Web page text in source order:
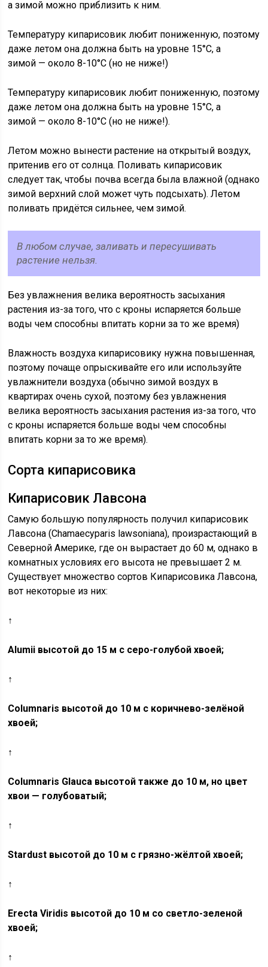
а зимой можно приблизить к ним.
Температуру кипарисовик любит пониженную, поэтому
даже летом она должна быть на уровне 15°C, а
зимой — около 8-10°C (но не ниже!)
Температуру кипарисовик любит пониженную, поэтому
даже летом она должна быть на уровне 15°C, а
зимой — около 8-10°C (но не ниже!).
Летом можно вынести растение на открытый воздух,
притенив его от солнца. Поливать кипарисовик
следует так, чтобы почва всегда была влажной (однако
зимой верхний слой может чуть подсыхать). Летом
поливать придётся сильнее, чем зимой.
В любом случае, заливать и пересушивать
растение нельзя.
Без увлажнения велика вероятность засыхания
растения из-за того, что с кроны испаряется больше
воды чем способны впитать корни за то же время)
Влажность воздуха кипарисовику нужна повышенная,
поэтому почаще опрыскивайте его или используйте
увлажнители воздуха (обычно зимой воздух в
квартирах очень сухой, поэтому без увлажнения
велика вероятность засыхания растения из-за того, что
с кроны испаряется больше воды чем способны
впитать корни за то же время).
Сорта кипарисовика
Кипарисовик Лавсона
Самую большую популярность получил кипарисовик
Лавсона (Chamaecyparis lawsoniana), произрастающий в
Северной Америке, где он вырастает до 60 м, однако в
комнатных условиях его высота не превышает 2 м.
Существует множество сортов Кипарисовика Лавсона,
вот некоторые из них:
↑
Alumii высотой до 15 м с серо-голубой хвоей;
↑
Columnaris высотой до 10 м с коричнево-зелёной
хвоей;
↑
Columnaris Glauca высотой также до 10 м, но цвет
хвои — голубоватый;
↑
Stardust высотой до 10 м с грязно-жёлтой хвоей;
↑
Erecta Viridis высотой до 10 м со светло-зеленой
хвоей;
↑